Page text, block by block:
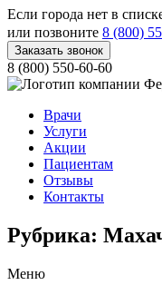
Если города нет в
или позвоните 8 (800)
Заказать звонок
8 (800) 550-60-60
Врачи
Услуги
Акции
Пациентам
Отзывы
Контакты
Рубрика:
Меню